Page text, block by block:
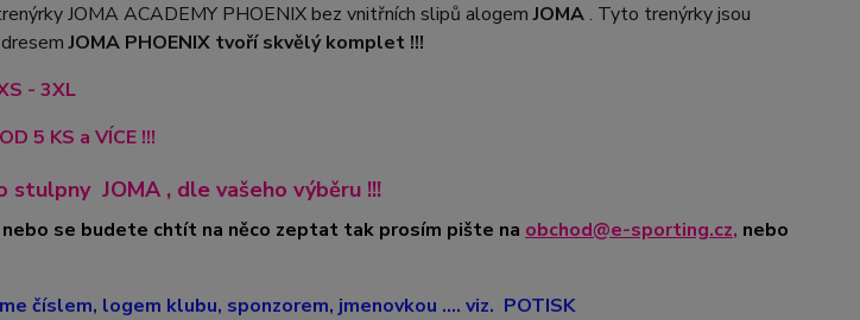
JOMA ACADEMY PHOENIX bez vnitřních slipů alogemJOMA. Tyto trenýrky jsou
JOMA PHOENIX tvoří skvělý komplet !!!
- 3XL
5 KS a VÍCE !!!
stulpny JOMA, dle vašeho výběru !!!
se budete chtít na něco zeptat tak prosím pište na obchod@e-sporting.cz, nebo
číslem, logem klubu, sponzorem, jmenovkou .... viz. POTISK